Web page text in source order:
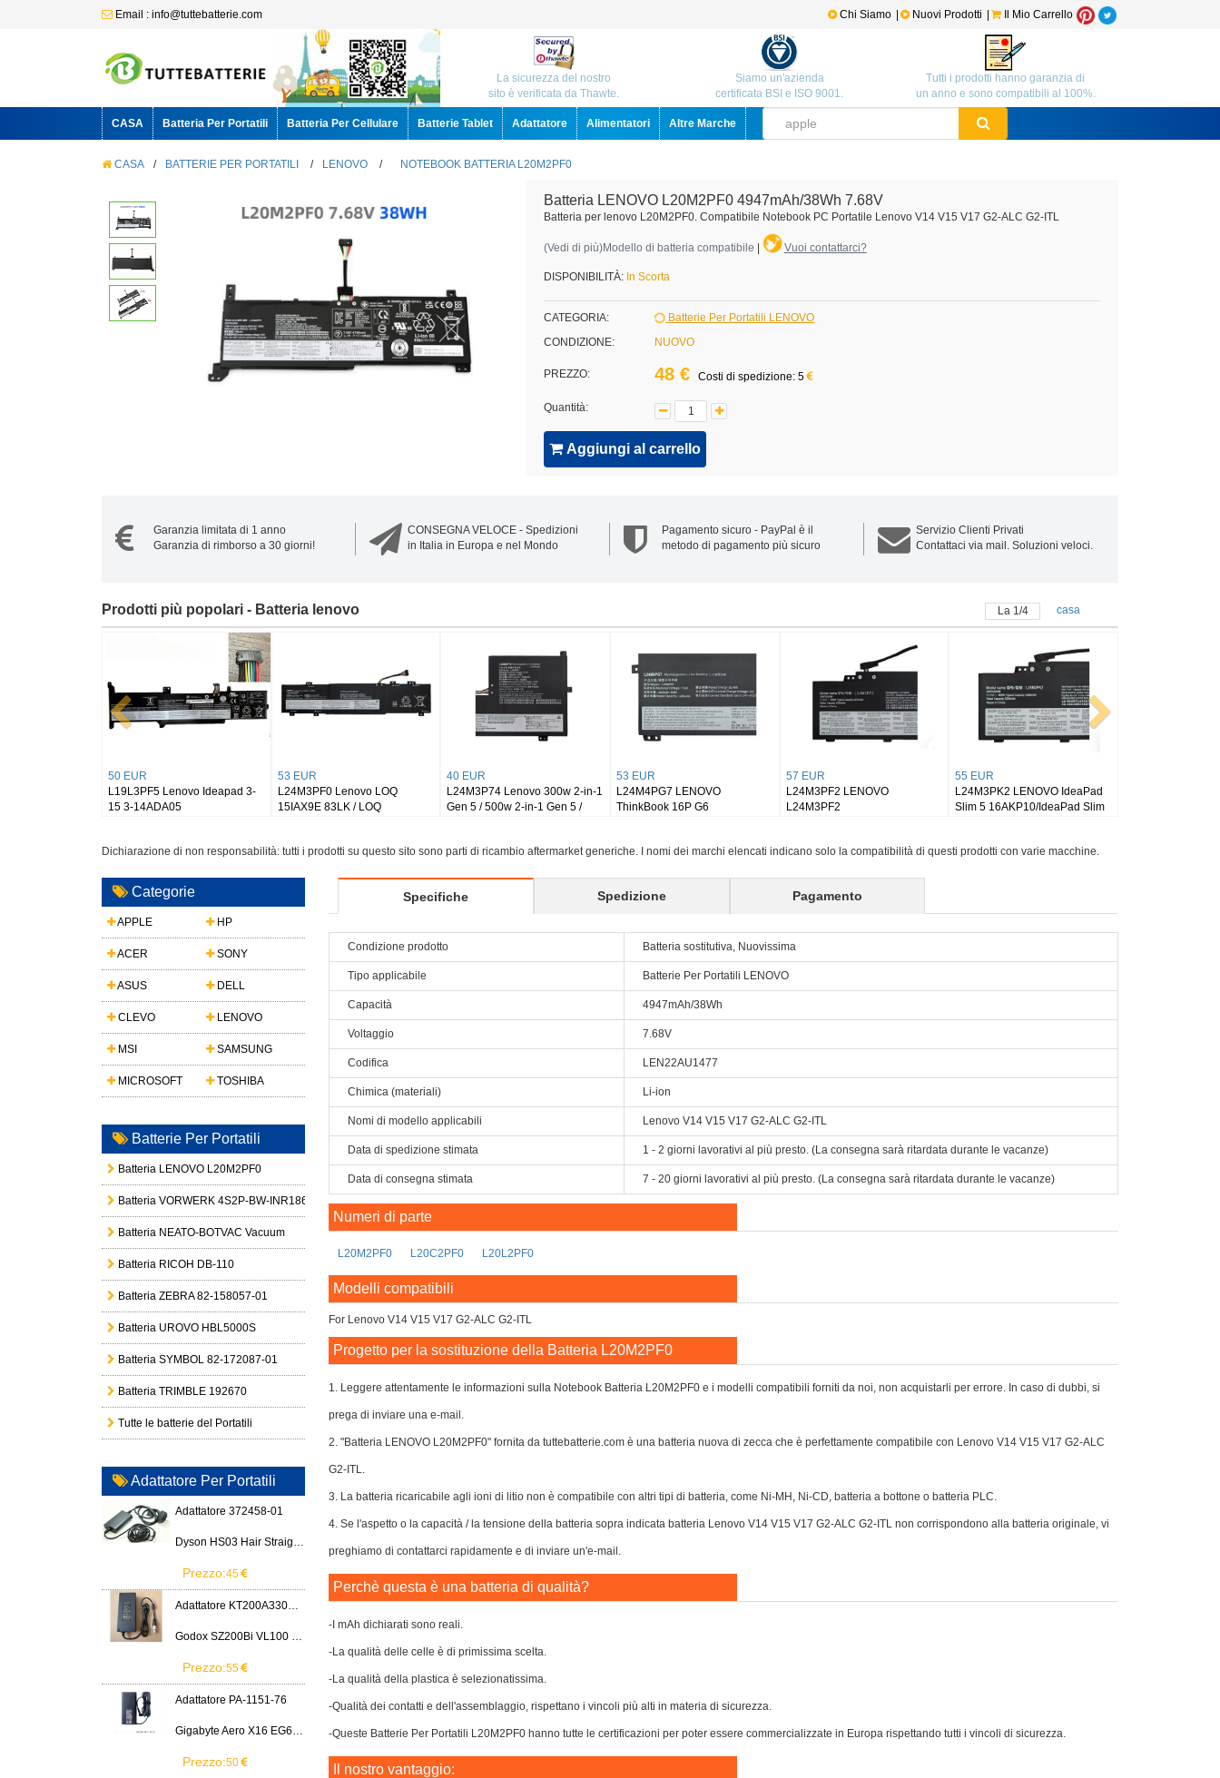
Email : info@tuttebatterie.com Il Mio Carrello
Nuovi Prodotti
Chi Siamo
La sicurezza del nostro
sito è verificata da Thawte.
Siamo un'azienda
certificata BSI e ISO 9001.
Tutti i prodotti hanno garanzia di
un anno e sono compatibili al 100%.
CASA Batteria Per Portatili Batteria Per Cellulare Batterie Tablet Adattatore Alimentatori Altre Marche
CASA / BATTERIE PER PORTATILI / LENOVO / NOTEBOOK BATTERIA L20M2PF0
Batteria LENOVO L20M2PF0 4947mAh/38Wh 7.68V
Batteria per lenovo L20M2PF0. Compatibile Notebook PC Portatile Lenovo V14 V15 V17 G2-ALC G2-ITL
(Vedi di più)Modello di batteria compatibile Vuoi contattarci?
DISPONIBILITÀ: In Scorta
CATEGORIA:
Batterie Per Portatili LENOVO
CONDIZIONE:
NUOVO
PREZZO: 48 € Costi di spedizione: 5
Quantità:
Aggiungi al carrello
Garanzia limitata di 1 anno
Garanzia di rimborso a 30 giorni!
CONSEGNA VELOCE - Spedizioni
in Italia in Europa e nel Mondo
Pagamento sicuro - PayPal è il
metodo di pagamento più sicuro
Servizio Clienti Privati
Contattaci via mail. Soluzioni veloci.
Prodotti più popolari - Batteria lenovo La 1/4 casa
55 EUR
L24M3PK2 LENOVO IdeaPad
Slim 5 16AKP10/IdeaPad Slim
54 EUR
L23M3P72 Lenovo ThinkPad
P16s Gen 3 21KS 21KT / P14s
21 EUR
BL264 LENOVO Vibe C2
Power K10 A4
68 EUR
L24B4P70 Lenovo 13w 2-in-1
Gen 3 83M9 83MA
21 EUR
L11C2P32 LENOVO S6000-F
H A7600-F/HV A10-80HC Pad
72 EUR
L24D4PC1 LENOVO Legion
Pro 7i 16 Gen 10
L24B3PK2 LENOVO
Slim 3
Dichiarazione di non responsabilità: tutti i prodotti su questo sito sono parti di ricambio aftermarket generiche. I nomi dei marchi elencati indicano solo la compatibilità di questi prodotti con varie macchine.
Specifiche Spedizione Pagamento
Condizione prodotto Batteria sostitutiva, Nuovissima
Tipo applicabile Batterie Per Portatili LENOVO
Capacità 4947mAh/38Wh
Voltaggio 7.68V
Codifica LEN22AU1477
Chimica (materiali) Li-ion
Nomi di modello applicabili Lenovo V14 V15 V17 G2-ALC G2-ITL
Data di spedizione stimata 1 - 2 giorni lavorativi al più presto. (La consegna sarà ritardata durante le vacanze)
Data di consegna stimata 7 - 20 giorni lavorativi al più presto. (La consegna sarà ritardata durante le vacanze)
Numeri di parte
L20M2PF0 L20C2PF0 L20L2PF0
Modelli compatibili
For Lenovo V14 V15 V17 G2-ALC G2-ITL
Progetto per la sostituzione della Batteria L20M2PF0
1. Leggere attentamente le informazioni sulla Notebook Batteria L20M2PF0 e i modelli compatibili forniti da noi, non acquistarli per errore. In caso di dubbi, si
prega di inviare una e-mail.
2. "Batteria LENOVO L20M2PF0" fornita da tuttebatterie.com è una batteria nuova di zecca che è perfettamente compatibile con Lenovo V14 V15 V17 G2-ALC
G2-ITL.
3. La batteria ricaricabile agli ioni di litio non è compatibile con altri tipi di batteria, come Ni-MH, Ni-CD, batteria a bottone o batteria PLC.
4. Se l'aspetto o la capacità / la tensione della batteria sopra indicata batteria Lenovo V14 V15 V17 G2-ALC G2-ITL non corrispondono alla batteria originale, vi
preghiamo di contattarci rapidamente e di inviare un'e-mail.
Perchè questa è una batteria di qualità?
-I mAh dichiarati sono reali.
-La qualità delle celle è di primissima scelta.
-La qualità della plastica è selezionatissima.
-Qualità dei contatti e dell'assemblaggio, rispettano i vincoli più alti in materia di sicurezza.
-Queste Batterie Per Portatili L20M2PF0 hanno tutte le certificazioni per poter essere commercializzate in Europa rispettando tutti i vincoli di sicurezza.
Il nostro vantaggio:
Categorie
APPLE HP
ACER SONY
ASUS DELL
CLEVO LENOVO
MSI SAMSUNG
MICROSOFT TOSHIBA
Batterie Per Portatili
Batteria LENOVO L20M2PF0
Batteria VORWERK 4S2P-BW-INR18650-32E
Batteria NEATO-BOTVAC Vacuum
Batteria RICOH DB-110
Batteria ZEBRA 82-158057-01
Batteria UROVO HBL5000S
Batteria SYMBOL 82-172087-01
Batteria TRIMBLE 192670
Tutte le batterie del Portatili
Adattatore Per Portatili
Adattatore 372458-01
Dyson HS03 Hair Straightener
Prezzo:45
Adattatore KT200A3300666B3
Godox SZ200Bi VL100 VL200 VL300 LED Light
Prezzo:55
Adattatore PA-1151-76
Gigabyte Aero X16 EG61H RTX 5070 2WHA3USC64AH LITEON PA-1151-76 150W adapter
Prezzo:50